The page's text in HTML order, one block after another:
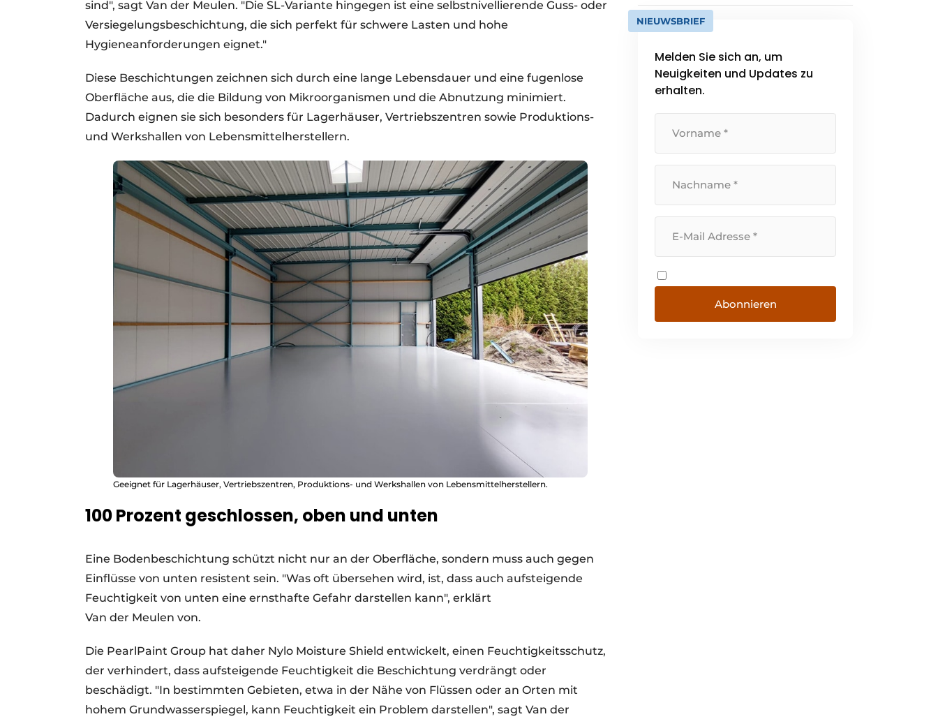
sind", sagt Van der Meulen. "Die SL-Variante hingegen ist eine selbstnivellierende Guss- oder
Versiegelungsbeschichtung, die sich perfekt für schwere Lasten und hohe
Hygieneanforderungen eignet."
Diese Beschichtungen zeichnen sich durch eine lange Lebensdauer und eine fugenlose
Oberfläche aus, die die Bildung von Mikroorganismen und die Abnutzung minimiert.
Dadurch eignen sie sich besonders für Lagerhäuser, Vertriebszentren sowie Produktions-
und Werkshallen von Lebensmittelherstellern.
Geeignet für Lagerhäuser, Vertriebszentren, Produktions- und Werkshallen von Lebensmittelherstellern.
100 Prozent geschlossen, oben und unten
Eine Bodenbeschichtung schützt nicht nur an der Oberfläche, sondern muss auch gegen
Einflüsse von unten resistent sein. "Was oft übersehen wird, ist, dass auch aufsteigende
Feuchtigkeit von unten eine ernsthafte Gefahr darstellen kann", erklärt
Van der Meulen von.
Die PearlPaint Group hat daher Nylo Moisture Shield entwickelt, einen Feuchtigkeitsschutz,
der verhindert, dass aufsteigende Feuchtigkeit die Beschichtung verdrängt oder
beschädigt. "In bestimmten Gebieten, etwa in der Nähe von Flüssen oder an Orten mit
hohem Grundwasserspiegel, kann Feuchtigkeit ein Problem darstellen", sagt Van der
NIEUWSBRIEF
Melden Sie sich an, um
Neuigkeiten und Updates zu
erhalten.
Abonnieren